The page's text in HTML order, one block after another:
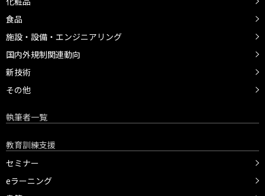
食品
施設・設備・エンジニアリング
国内外規制関連動向
新技術
その他
執筆者一覧
教育訓練支援
セミナー
eラーニング